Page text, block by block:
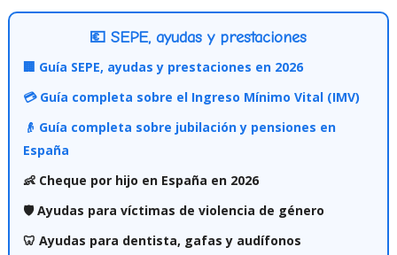
💶 SEPE, ayudas y prestaciones
🏢 Guía SEPE, ayudas y prestaciones en 2026
💳 Guía completa sobre el Ingreso Mínimo Vital (IMV)
👴 Guía completa sobre jubilación y pensiones en
España
👶 Cheque por hijo en España en 2026
🛡️ Ayudas para víctimas de violencia de género
🦷 Ayudas para dentista, gafas y audífonos